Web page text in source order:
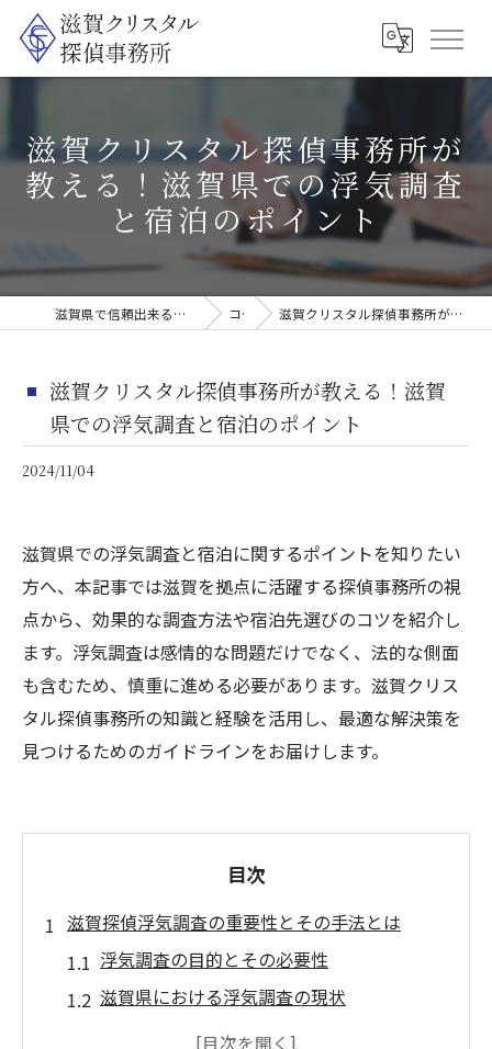
滋賀クリスタル探偵事務所が
教える！滋賀県での浮気調査
と宿泊のポイント
滋賀県で信頼出来る探偵なら滋賀クリスタル探偵事務所 コラム 滋賀クリスタル探偵事務所が教える！滋賀県での浮気調査と宿泊のポイント
滋賀クリスタル探偵事務所が教える！滋賀
県での浮気調査と宿泊のポイント
2024/11/04
滋賀県での浮気調査と宿泊に関するポイントを知りたい
方へ、本記事では滋賀を拠点に活躍する探偵事務所の視
点から、効果的な調査方法や宿泊先選びのコツを紹介し
ます。浮気調査は感情的な問題だけでなく、法的な側面
も含むため、慎重に進める必要があります。滋賀クリス
タル探偵事務所の知識と経験を活用し、最適な解決策を
見つけるためのガイドラインをお届けします。
目次
滋賀探偵浮気調査の重要性とその手法とは
浮気調査の目的とその必要性
滋賀県における浮気調査の現状
プロが教える効果的な浮気調査方法